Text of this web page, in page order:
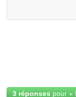
3 réponses pour «